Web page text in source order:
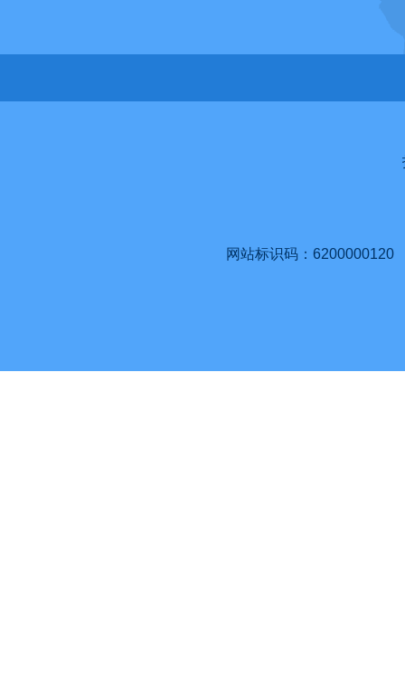
网站标识码：6200000120